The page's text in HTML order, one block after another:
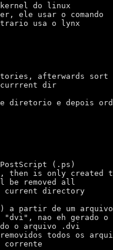
do linux
ele usar o comando
usa o lynx
afterwards sort
currrent dir
e diretorio e depois
(.ps)
then is only
be removed all
directory
a partir de um
"dvi", nao eh gerado
o arquivo .dvi
todos os